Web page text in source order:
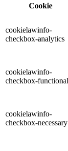
Cookie
cookielawinfo-
checkbox-analytics
cookielawinfo-
checkbox-functional
cookielawinfo-
checkbox-necessary